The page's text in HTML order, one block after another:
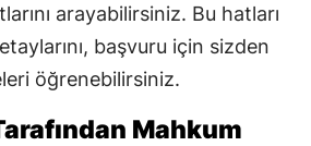
arayabilirsiniz. Bu hatları
başvuru için sizden
öğrenebilirsiniz.
Mahkum